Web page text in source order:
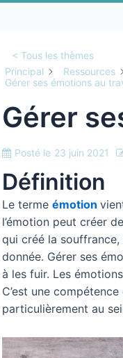
< Tous les thèmes
Principal
Ressources
Gérer ses émotions au
Gérer
Posté le 23 juin 2021
Définition
Le terme émotion
l’émotion peut créer
qui créé la souffrance,
donnée. Gérer ses
à les fuir. Les
C’est une
particulièrement au